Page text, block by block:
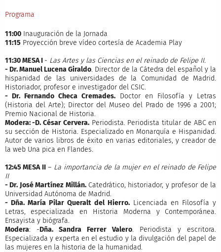
Programa
11:00Inauguración de la Jornada
11:15Proyección breve vídeo cortesía de Academia Play
11:30 MESA I - Las Artes y las Ciencias en el reinado de Felipe II.
- Dr. Manuel Lucena Giraldo. Director de la Cátedra del español y la
hispanidad de las universidades de la Comunidad de Madrid.
Historiador, profesor e investigador del CSIC.
- Dr. Fernando Checa Cremades. Doctor en Filosofía y Letras
(Historia del Arte); Director del Museo del Prado de 1996 a 2001;
Premio Nacional de Historia.
Modera: -D. César Cervera.Periodista. Periodista titular de ABC en
su sección de Historia. Especializado en Monarquía e Hispanidad.
Autor de varios libros de éxito en varias editoriales, y creador de
la web Una pica en Flandes.
12:45 MESA II– La importancia de la mujer en el reinado de Felipe
II
- Dr. José Martínez Millán.Catedrático, historiador, y profesor de la
Universidad Autónoma de Madrid.
- Dña. María Pilar Queralt del Hierro. Licenciada en Filosofía y
Letras, especializada en Historia Moderna y Contemporánea.
Ensayista y biógrafa.
Modera: -Dña. Sandra Ferrer Valero. Periodista y escritora.
Especializada y experta en el estudio y la divulgación del papel de
las mujeres en la historia de la humanidad.